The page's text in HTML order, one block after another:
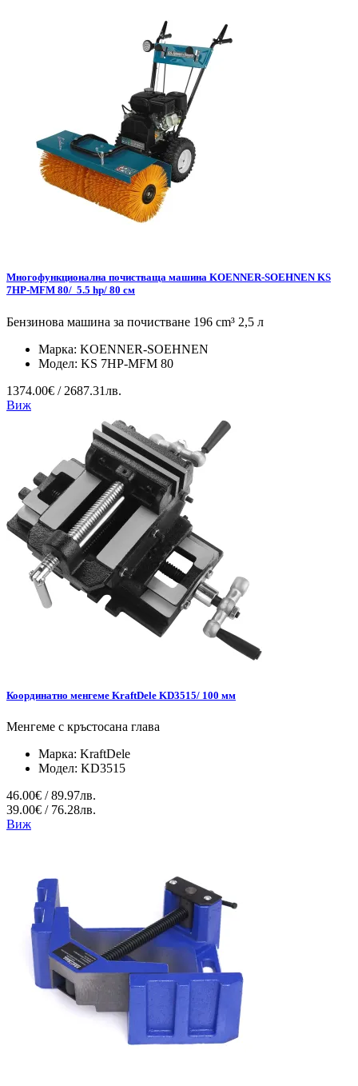
Многофункционална почистваща машина KOENNER-SOEHNEN KS
7HP-MFM 80/ 5.5 hp/ 80 см
Бензинова машина за почистване 196 cm³ 2,5 л
Марка: KOENNER-SOEHNEN
Модел: KS 7HP-MFM 80
1374.00€ / 2687.31лв.
Виж
Координатно менгеме KraftDele KD3515/ 100 мм
Менгеме с кръстосана глава
Марка: KraftDele
Модел: KD3515
46.00€ / 89.97лв.
39.00€ / 76.28лв.
Виж